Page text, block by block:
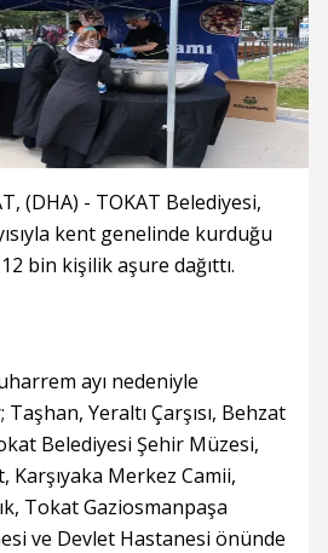
(DHA) - TOKAT Belediyesi,
kent genelinde kurduğu
bin kişilik aşure dağıttı.
ayı nedeniyle
Yeraltı Çarşısı, Behzat
Belediyesi Şehir Müzesi,
Karşıyaka Merkez Camii,
Tokat Gaziosmanpaşa
ve Devlet Hastanesi önünde